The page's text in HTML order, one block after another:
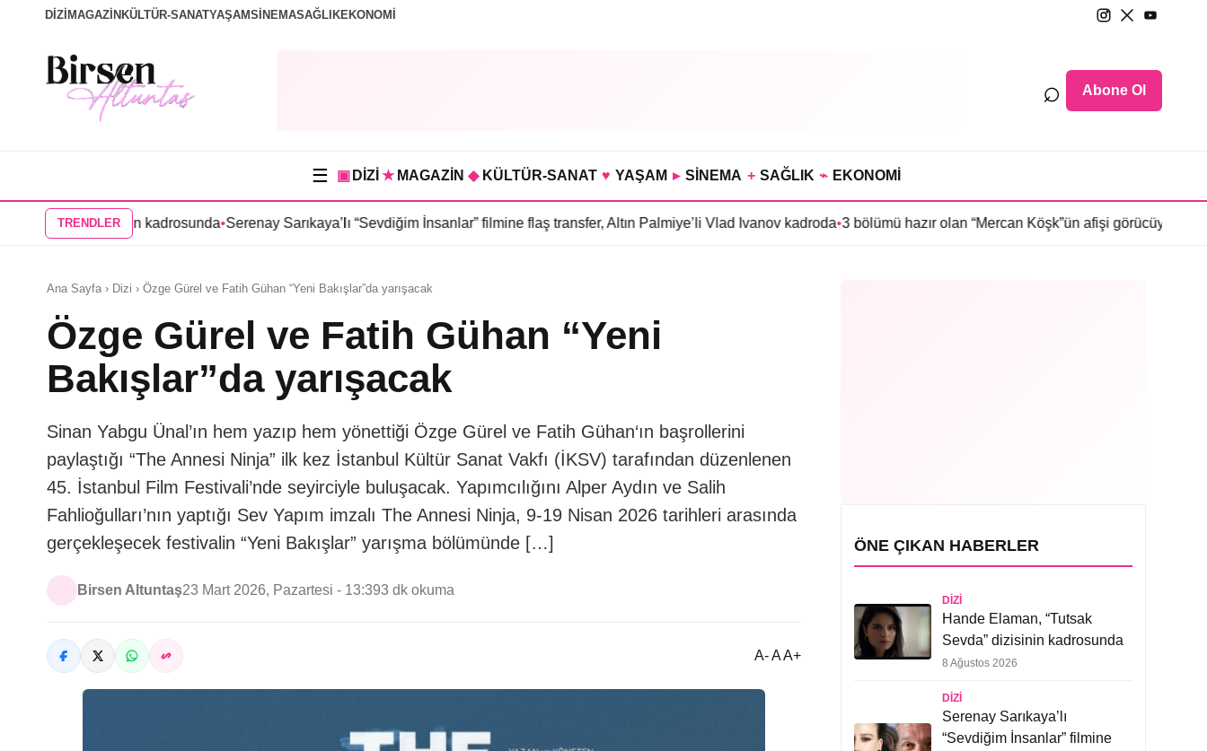
DİZİ MAGAZİN KÜLTÜR-SANATYAŞAMSİNEMASAĞLIKEKONOMİ
⌕ Abone Ol
☰ ▣ DİZİ ★ MAGAZİN ◆ KÜLTÜR-SANAT ♥ YAŞAM ▸ SİNEMA + SAĞLIK ⌁ EKONOMİ
TRENDLER
dizisinin kadrosunda•Serenay Sarıkaya’lı “Sevdiğim İnsanlar” filmine flaş transfer, Altın Palmiye’li Vlad Ivanov kadroda•3 bölümü hazır olan “Mercan Köşk”ün afişi görücüye çıktı•İmroz’da
Ana Sayfa › Dizi › Özge Gürel ve Fatih Gühan “Yeni Bakışlar”da yarışacak
Özge Gürel ve Fatih Gühan “Yeni
Bakışlar”da yarışacak
Sinan Yabgu Ünal’ın hem yazıp hem yönettiği Özge Gürel ve Fatih Gühan‘ın başrollerini
paylaştığı “The Annesi Ninja” ilk kez İstanbul Kültür Sanat Vakfı (İKSV) tarafından düzenlenen
45. İstanbul Film Festivali’nde seyirciyle buluşacak. Yapımcılığını Alper Aydın ve Salih
Fahlioğulları’nın yaptığı Sev Yapım imzalı The Annesi Ninja, 9-19 Nisan 2026 tarihleri arasında
gerçekleşecek festivalin “Yeni Bakışlar” yarışma bölümünde […]
Birsen Altuntaş23 Mart 2026, Pazartesi - 13:393 dk okuma
A- A A+
ÖNE ÇIKAN HABERLER
DIZI
Hande Elaman, “Tutsak
Sevda” dizisinin kadrosunda
8 Ağustos 2026
DIZI
Serenay Sarıkaya’lı
“Sevdiğim İnsanlar” filmine